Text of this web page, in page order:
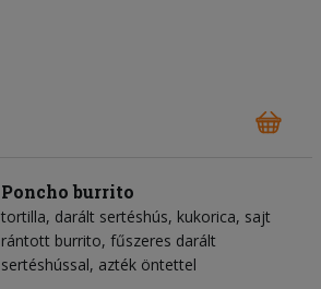
Poncho burrito
tortilla darált sertéshús kukorica sajt
rántott burrito, fűszeres darált
sertéshússal, azték öntettel